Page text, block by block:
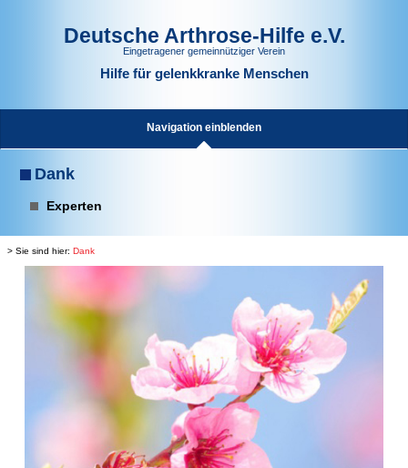
Deutsche Arthrose-Hilfe e.V.
Eingetragener gemeinnütziger Verein
Hilfe für gelenkkranke Menschen
Navigation einblenden
Dank
Experten
> Sie sind hier: Dank